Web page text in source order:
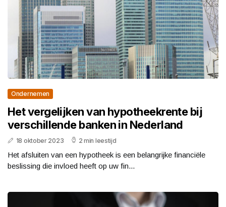
Ondernemen
Het vergelijken van hypotheekrente bij
verschillende banken in Nederland
18 oktober 2023 2 min leestijd
Het afsluiten van een hypotheek is een belangrijke financiële
beslissing die invloed heeft op uw fin...